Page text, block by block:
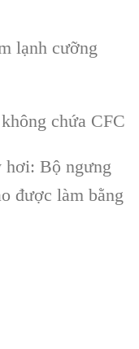
lạnh cưỡng
ông chứa CFC
hơi: Bộ ngưng
được làm bằng